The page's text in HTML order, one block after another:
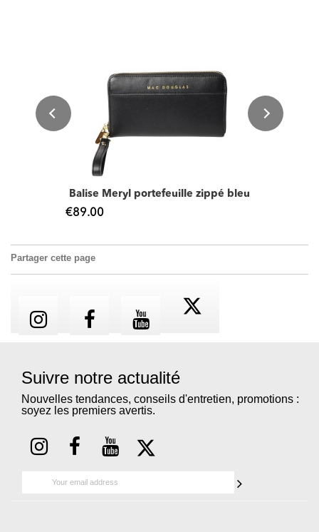
Balise Meryl portefeuille zippé bleu
€89.00
Partager cette page
Suivre notre actualité
Nouvelles tendances, conseils d'entretien, promotions :
soyez les premiers avertis.